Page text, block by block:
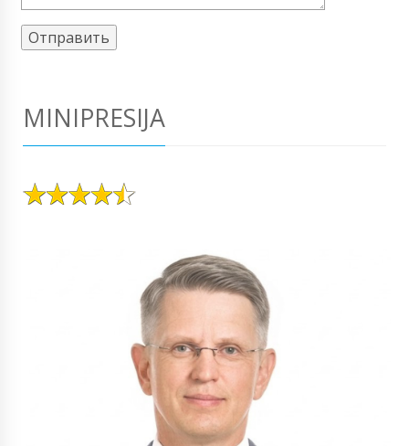
MINIPRESIJA